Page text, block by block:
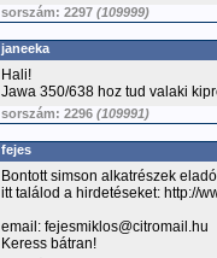
sorszám: 2297 (109999)
janeeka
Hali!
Jawa 350/638 hoz tud valaki
sorszám: 2296 (109991)
fejes
Bontott simson alkatrészek
itt találod a hirdetéseket: http://
email: fejesmiklos@citromail.hu
Keress bátran!